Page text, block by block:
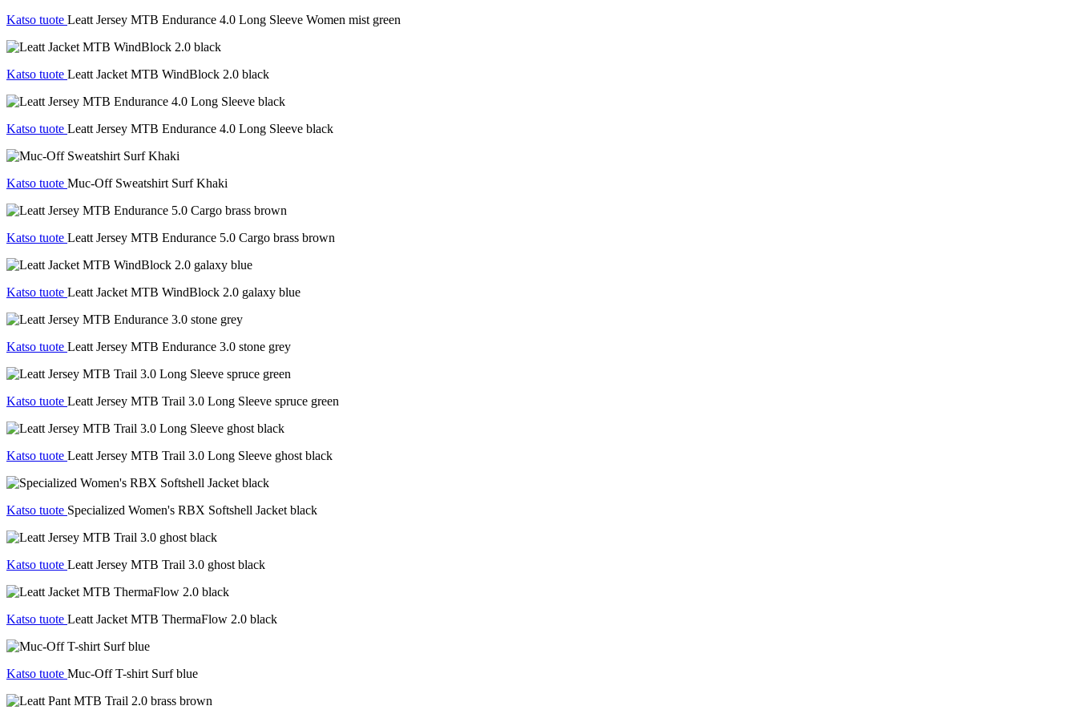
Katso tuote Leatt Jersey MTB Endurance 4.0 Long Sleeve Women mist green
Katso tuote Leatt Jacket MTB WindBlock 2.0 black
Katso tuote Leatt Jersey MTB Endurance 4.0 Long Sleeve black
Katso tuote Muc-Off Sweatshirt Surf Khaki
Katso tuote Leatt Jersey MTB Endurance 5.0 Cargo brass brown
Katso tuote Leatt Jacket MTB WindBlock 2.0 galaxy blue
Katso tuote Leatt Jersey MTB Endurance 3.0 stone grey
Katso tuote Leatt Jersey MTB Trail 3.0 Long Sleeve spruce green
Katso tuote Leatt Jersey MTB Trail 3.0 Long Sleeve ghost black
Katso tuote Specialized Women's RBX Softshell Jacket black
Katso tuote Leatt Jersey MTB Trail 3.0 ghost black
Katso tuote Leatt Jacket MTB ThermaFlow 2.0 black
Katso tuote Muc-Off T-shirt Surf blue